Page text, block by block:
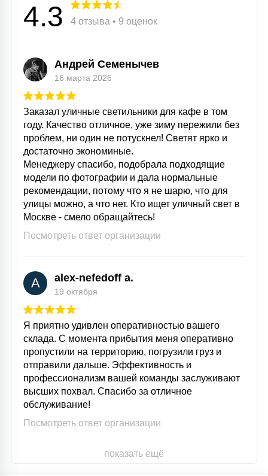
4.3 4 отзыва • 9 оценок
Андрей Семенычев
16 марта 2026
Заказал уличные светильники для кафе в том
году. Качество отличное, уже зиму пережили без
проблем, ни один не потускнел! Светят ярко и
достаточно экономиные.
Менеджеру спасибо, подобрала подходящие
модели по фотографии и дала нормальные
рекомендации, потому что я не шарю, что для
улицы можно, а что нет. Кто ищет уличный свет в
Москве - смело обращайтесь!
Посмотреть ответ организации
A alex-nefedoff a.
19 октября
Я приятно удивлен оперативностью вашего
склада. С момента прибытия меня оперативно
пропустили на территорию, погрузили груз и
отправили дальше. Эффективность и
профессионализм вашей команды заслуживают
высших похвал. Спасибо за отличное
обслуживание!
Посмотреть ответ организации
показать ещё